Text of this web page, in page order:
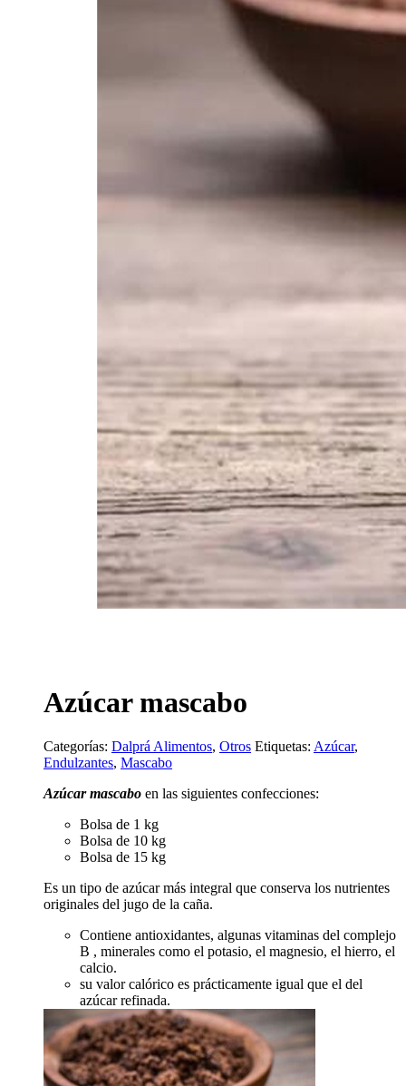
Azúcar mascabo
Categorías: Dalprá Alimentos, Otros Etiquetas: Azúcar,
Endulzantes, Mascabo
Azúcar mascabo en las siguientes confecciones:
Bolsa de 1 kg
Bolsa de 10 kg
Bolsa de 15 kg
Es un tipo de azúcar más integral que conserva los nutrientes
originales del jugo de la caña.
Contiene antioxidantes, algunas vitaminas del complejo
B , minerales como el potasio, el magnesio, el hierro, el
calcio.
su valor calórico es prácticamente igual que el del
azúcar refinada.